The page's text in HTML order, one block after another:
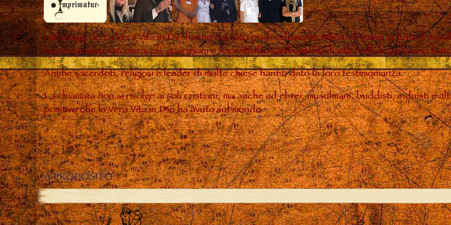
I messaggi de La Vera Vita in Dio hanno toccato profondamente milioni di anime in tutto il
hanno testimoniato miracoli, guarigioni e soprattutto cambiamenti di vita reali di cui hanno
Anche sacerdoti, religiosi e leader di molte chiese hanno dato la loro testimonianza.
La chiamata non si rivolge ai soli cristiani, ma anche ad ebrei, musulmani, buddisti, induisti e
positivo che la Vera Vita in Dio ha avuto sul mondo.
Close
A PROPOSITO